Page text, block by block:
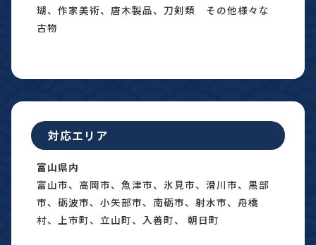
瑚、作家美術、唐木製品、刀剣類 その他様々な
古物
対応エリア
富山県内
富山市、高岡市、魚津市、氷見市、滑川市、黒部
市、砺波市、小矢部市、南砺市、射水市、舟橋
村、上市町、立山町、入善町、 朝日町